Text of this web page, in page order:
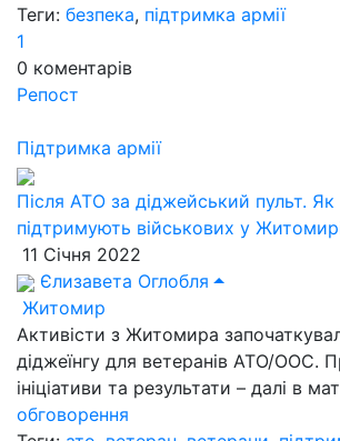
Теги: безпека, підтримка армії
1
0 коментарів
Репост
Підтримка армії
Після АТО за діджейський пульт. Як
підтримують військових у
11 Січня 2022
Єлизавета Оглобля
Житомир
Активісти з Житомира
діджеїнгу для ветеранів АТО/ООС.
ініціативи та результати – далі в
обговорення